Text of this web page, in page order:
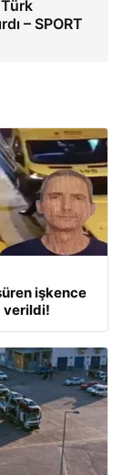
– SPORT
işkence
verildi!